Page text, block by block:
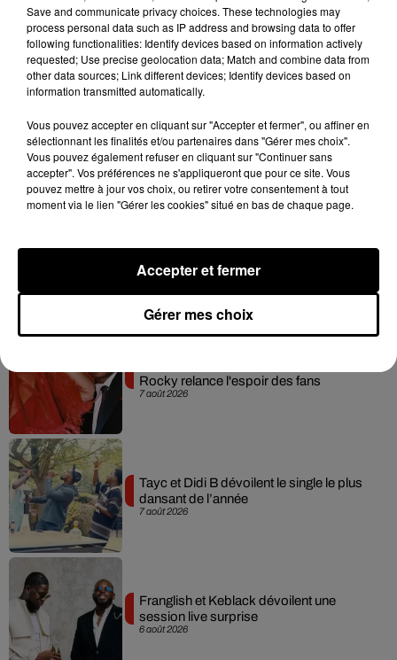
Pour l’heure, aucune date de sortie exacte n’a été annoncé
pour ce nouveau son baptiséDown in Atlanta. Affaire à
suivre...
Hip-Hop News
7 août 2026
Brent Faiyaz a le cœur brisé dans son
nouveau clip
7 août 2026
Rocky relance l'espoir des fans
7 août 2026
Tayc et Didi B dévoilent le single le plus
dansant de l’année
6 août 2026
Franglish et Keblack dévoilent une
session live surprise
Save and communicate privacy choices. These technologies may
process personal data such as IP address and browsing data to offer
following functionalities: Identify devices based on information actively
requested; Use precise geolocation data; Match and combine data from
other data sources; Link different devices; Identify devices based on
information transmitted automatically.
Vous pouvez accepter en cliquant sur "Accepter et fermer", ou affiner en
sélectionnant les finalités et/ou partenaires dans "Gérer mes choix".
Vous pouvez également refuser en cliquant sur "Continuer sans
accepter". Vos préférences ne s'appliqueront que pour ce site. Vous
pouvez mettre à jour vos choix, ou retirer votre consentement à tout
moment via le lien "Gérer les cookies" situé en bas de chaque page.
Gérer mes choix
Accepter et fermer